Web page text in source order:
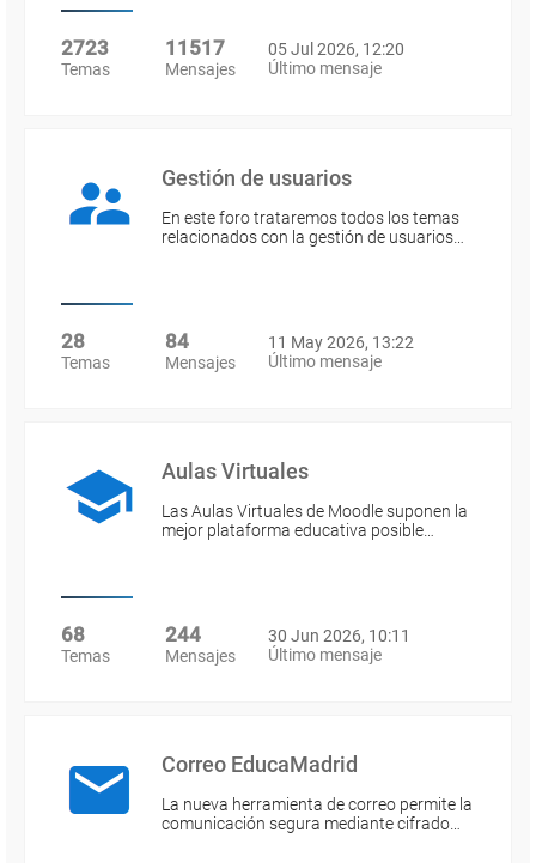
2723
Temas
11517
Mensajes
05 Jul 2026, 12:20
Último mensaje
Gestión de usuarios
En este foro trataremos todos los temas
relacionados con la gestión de usuarios…
28
Temas
84
Mensajes
11 May 2026, 13:22
Último mensaje
Aulas Virtuales
Las Aulas Virtuales de Moodle suponen la
mejor plataforma educativa posible…
68
Temas
244
Mensajes
30 Jun 2026, 10:11
Último mensaje
Correo EducaMadrid
La nueva herramienta de correo permite la
comunicación segura mediante cifrado…